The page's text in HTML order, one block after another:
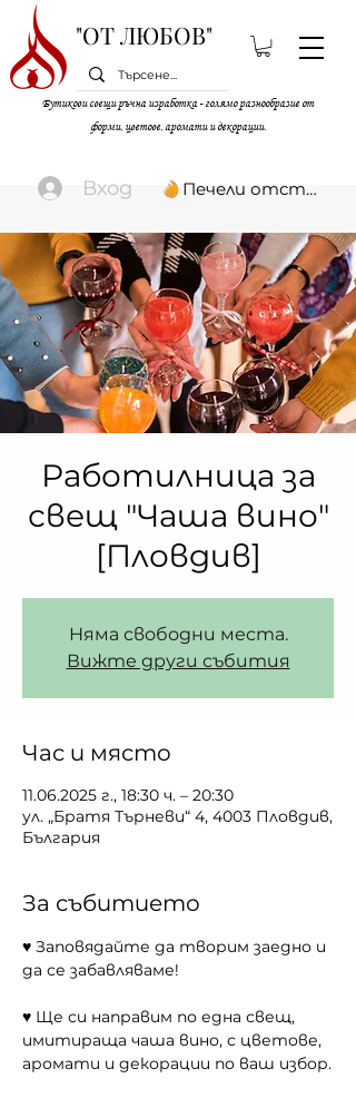
"ОТ ЛЮБОВ"
Бутикови свещи ръчна изработка - голямо разнообразие от
форми, цветове, аромати и декорации.
Вход Печели отстъпки
Работилница за
свещ "Чаша вино"
[Пловдив]
Няма свободни места.
Вижте други събития
Час и място
11.06.2025 г., 18:30 ч. – 20:30
ул. „Братя Търневи“ 4, 4003 Пловдив,
България
За събитието
♥ Заповядайте да творим заедно и
да се забавляваме!
♥ Ще си направим по една свещ,
имитираща чаша вино, с цветове,
аромати и декорации по ваш избор.